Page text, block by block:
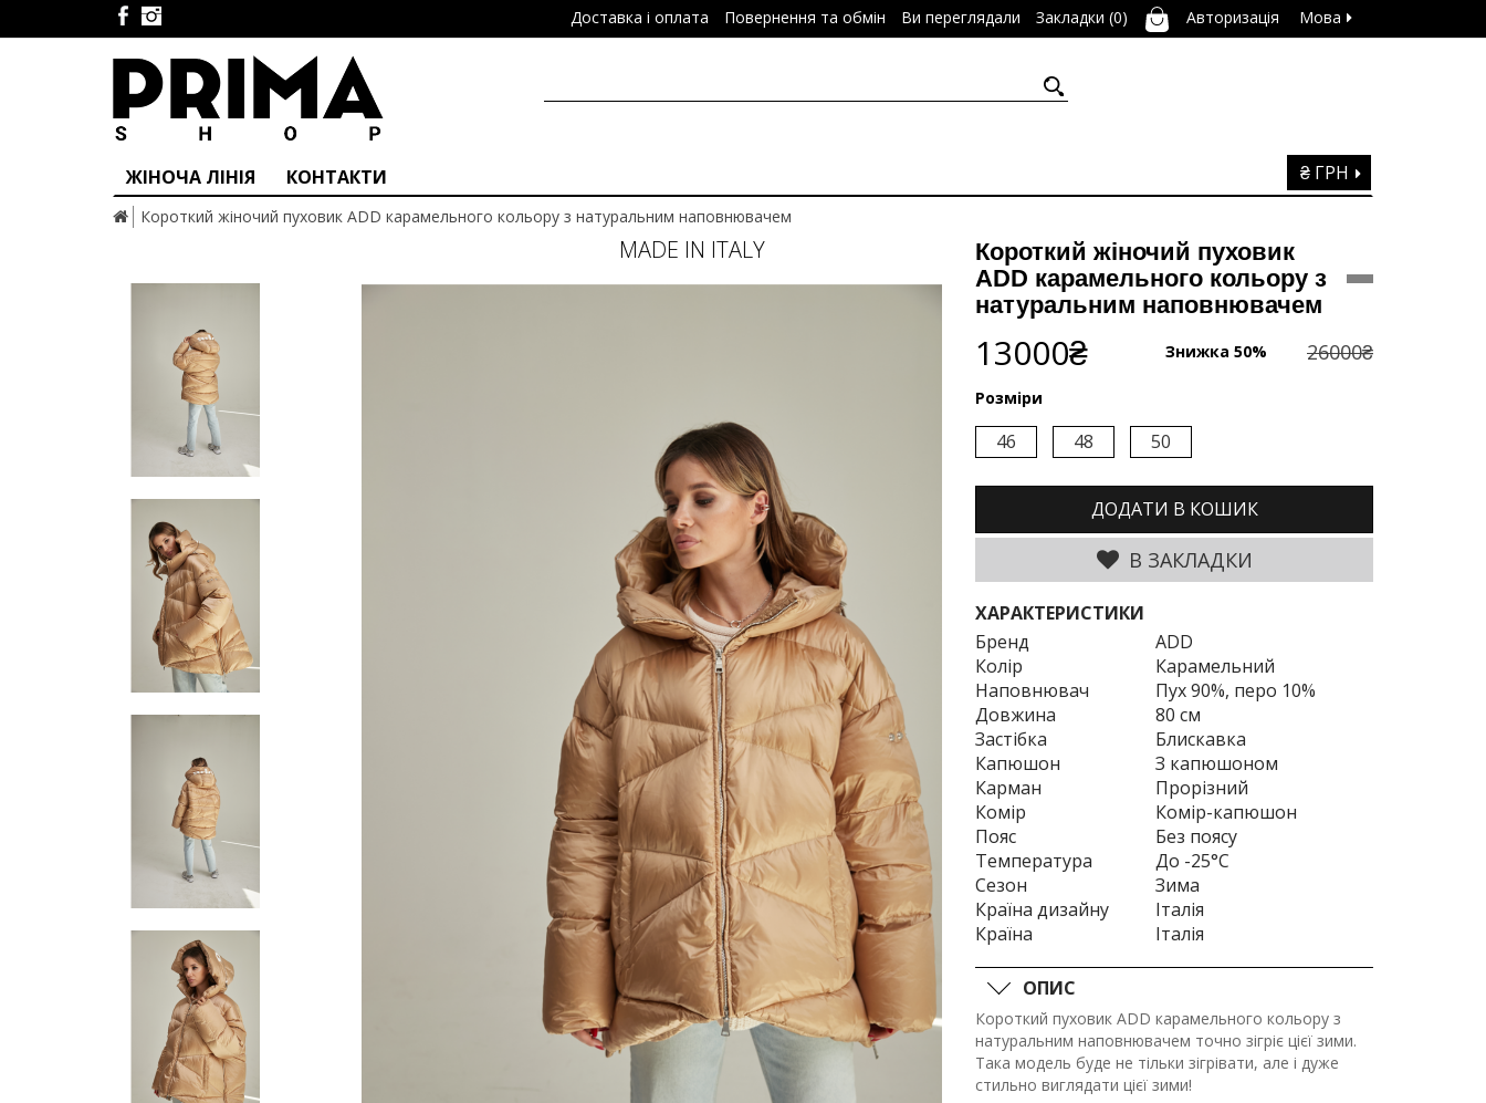
Мова
Доставка і оплата Повернення та обмін Ви переглядали Закладки (0) Авторизація
₴ ГРН
ЖІНОЧА ЛІНІЯ КОНТАКТИ
Короткий жіночий пуховик ADD карамельного кольору з натуральним наповнювачем
MADE IN ITALY
Короткий жіночий пуховик
ADD карамельного кольору з
натуральним наповнювачем
13000₴ Знижка 50% 26000₴
Розміри
46 48 50
ДОДАТИ В КОШИК
В ЗАКЛАДКИ
ХАРАКТЕРИСТИКИ
Бренд
ADD
Колір
Карамельний
Наповнювач
Пух 90%, перо 10%
Довжина
80 см
Застібка
Блискавка
Капюшон
З капюшоном
Карман
Прорізний
Комір
Комір-капюшон
Пояс
Без поясу
Температура
До -25°C
Сезон
Зима
Країна дизайну
Італія
Країна
Італія
ОПИС
Короткий пуховик ADD карамельного кольору з
натуральним наповнювачем точно зігріє цієї зими.
Така модель буде не тільки зігрівати, але і дуже
стильно виглядати цієї зими!